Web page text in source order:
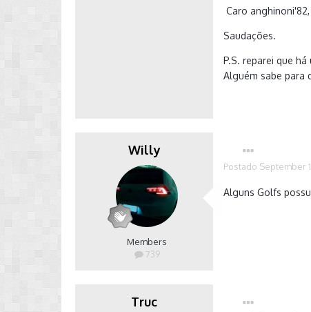
Caro
Saudações.
P.S. reparei que
Alguém sabe para
Willy
Members
739
Postado September
Alguns Golfs
Truc